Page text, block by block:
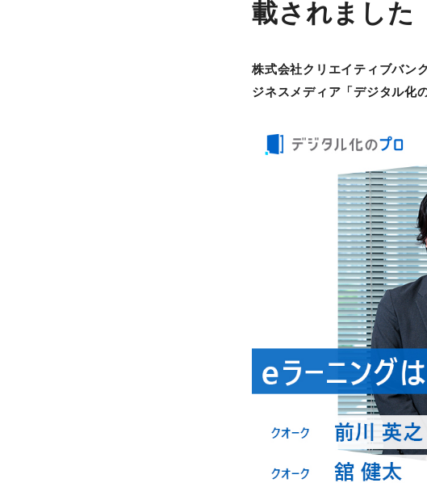
載されました
株式会社クリエイティブバン
ジネスメディア「デジタル化